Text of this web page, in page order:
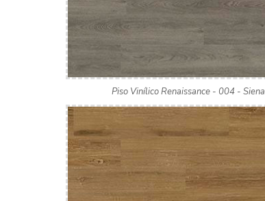
Piso Vinílico Renaissance - 004 - Siena